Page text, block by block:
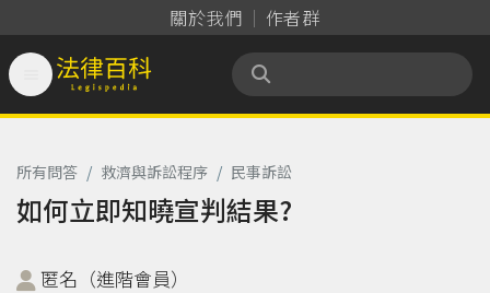
關於我們 作者群
法律百科 Legispedia
所有問答 / 救濟與訴訟程序 / 民事訴訟
如何立即知曉宣判結果?
匿名（進階會員）